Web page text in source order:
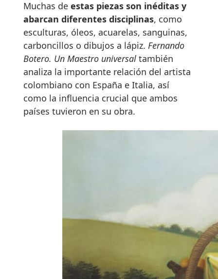
Muchas de estas piezas son inéditas y
abarcan diferentes disciplinas, como
esculturas, óleos, acuarelas, sanguinas,
carboncillos o dibujos a lápiz. Fernando
Botero. Un Maestro universal también
analiza la importante relación del artista
colombiano con España e Italia, así
como la influencia crucial que ambos
países tuvieron en su obra.